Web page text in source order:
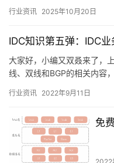
陕西…
行业资讯 2025年10月20日
IDC知识第五弹：IDC
大家好，小编又双叒来了，
线、双线和BGP的相关内容
行业资讯 2022年9月11日
免